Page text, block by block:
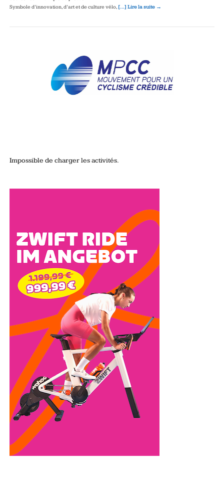
Symbole d’innovation, d’art et de culture vélo, […] Lire la suite →
Impossible de charger les activités.